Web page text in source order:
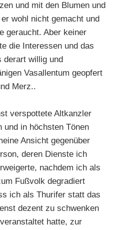
und mit den Blumen und
wohl nicht gemacht und
geraucht. Aber keiner
die Interessen und das
derart willig und
Vasallentum geopfert
Merz..
verspottete Altkanzler
und in höchsten Tönen
Ansicht gegenüber
deren Dienste ich
nachdem ich als
Fußvolk degradiert
ich als Thurifer statt das
dezent zu schwenken
hatte, zur